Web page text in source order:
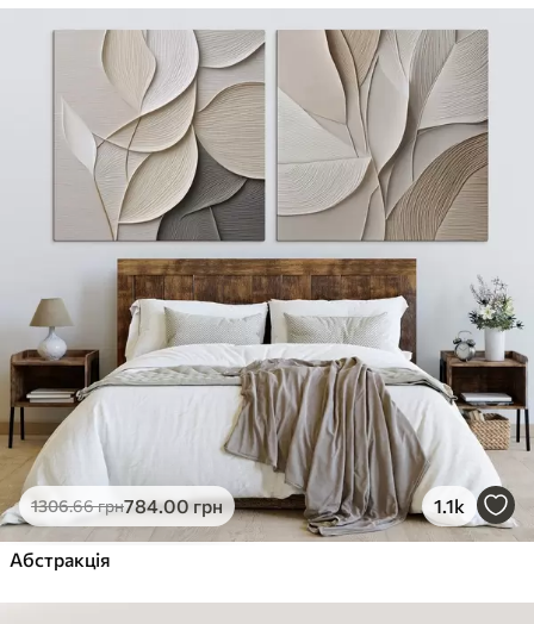
1306.66грн784.00грн 1.1k
Абстракція